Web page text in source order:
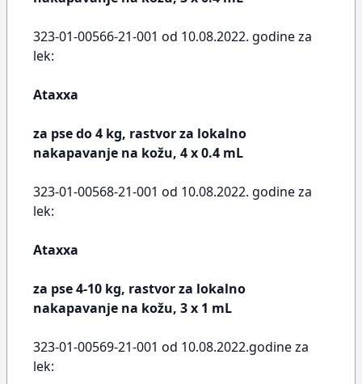
323-01-00566-21-001 od 10.08.2022. godine za
lek:
Ataxxa
za pse do 4 kg, rastvor za lokalno
nakapavanje na kožu, 4 x 0.4 mL
323-01-00568-21-001 od 10.08.2022. godine za
lek:
Ataxxa
za pse 4-10 kg, rastvor za lokalno
nakapavanje na kožu, 3 x 1 mL
323-01-00569-21-001 od 10.08.2022.godine za
lek: